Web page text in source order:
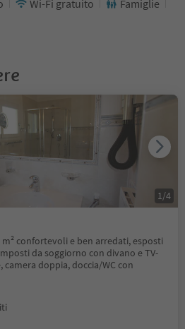
Wi-Fi gratuito
Famiglie
confortevoli e ben arredati, esposti
da soggiorno con divano e TV-
doppia, doccia/WC con
1 /4